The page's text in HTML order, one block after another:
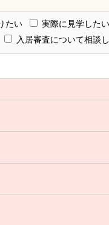
たい
実際に見学したい
入居審査について相談